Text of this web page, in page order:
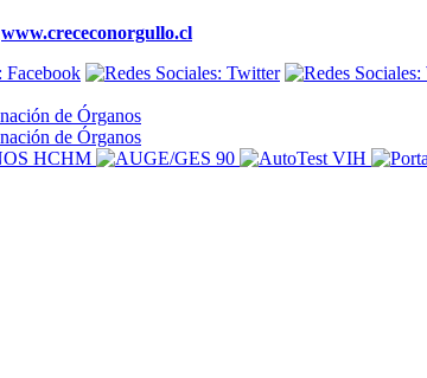
www.crececonorgullo.cl